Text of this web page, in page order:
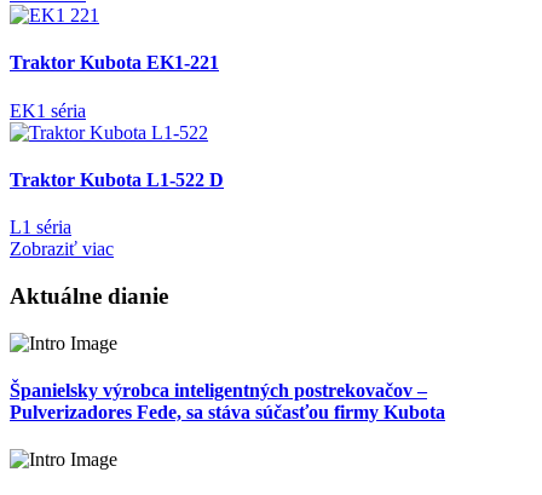
Traktor Kubota EK1-221
EK1 séria
Traktor Kubota L1-522 D
L1 séria
Zobraziť viac
Aktuálne dianie
Španielsky výrobca inteligentných postrekovačov –
Pulverizadores Fede, sa stáva súčasťou firmy Kubota